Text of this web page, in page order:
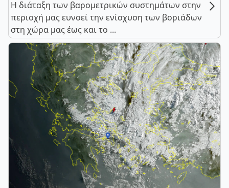
Η διάταξη των βαρομετρικών συστημάτων στην
περιοχή μας ευνοεί την ενίσχυση των βοριάδων
στη χώρα μας έως και το ...